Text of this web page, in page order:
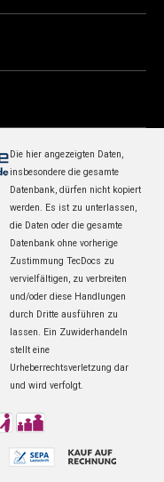
Die hier angezeigten Daten,
insbesondere die gesamte
Datenbank, dürfen nicht kopiert
werden. Es ist zu unterlassen,
die Daten oder die gesamte
Datenbank ohne vorherige
Zustimmung TecDocs zu
vervielfältigen, zu verbreiten
und/oder diese Handlungen
durch Dritte ausführen zu
lassen. Ein Zuwiderhandeln
stellt eine
Urheberrechtsverletzung dar
und wird verfolgt.